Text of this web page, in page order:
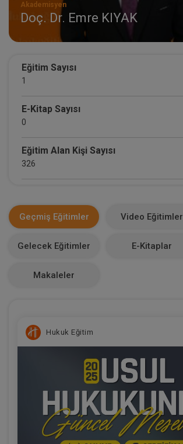
Akademisyen
Doç. Dr. Emre KIYAK
Eğitim Sayısı
1
E-Kitap Sayısı
0
Eğitim Alan Kişi Sayısı
326
0
0
Geçmiş Eğitimler Video Eğitimler
Gelecek Eğitimler E-Kitaplar
Makaleler
Hukuk Eğitim